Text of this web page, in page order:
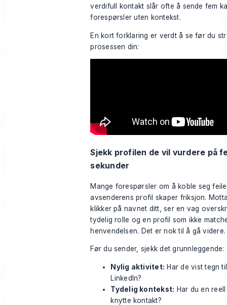
verdifull kontakt slår ofte å sende fem
forespørsler uten kontekst.
En kort forklaring er verdt å se før du
prosessen din:
Sjekk profilen de vil vurdere på
sekunder
Mange forespørsler om å koble seg
avsenderens profil skaper friksjon.
klikker på navnet ditt, ser en vag
tydelig rolle og en profil som ikke
henvendelsen. Det er nok til å gå videre.
Før du sender, sjekk det grunnleggende:
Nylig aktivitet: Har de vist tegn
LinkedIn?
Tydelig kontekst: Har du en
knytte kontakt?